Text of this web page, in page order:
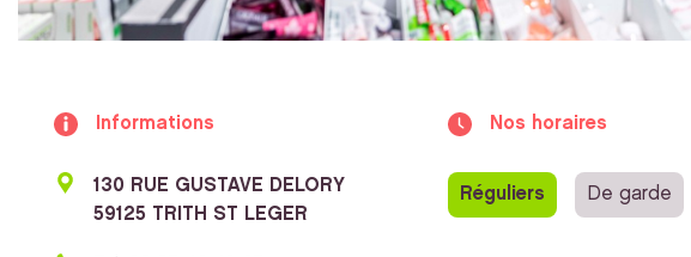
Informations
130 RUE GUSTAVE DELORY
59125 TRITH ST LEGER
Nos horaires
Réguliers De garde